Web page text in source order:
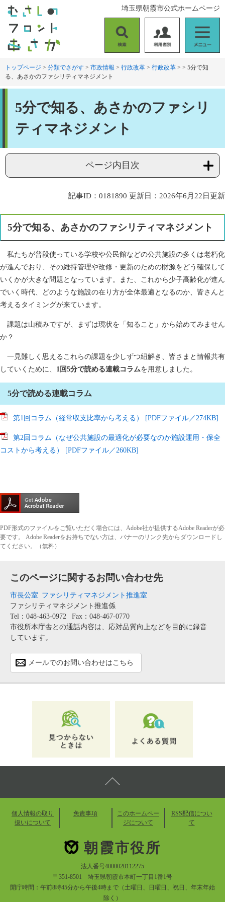
す
。
し
て
索
用
者
ニ
ュ
埼玉県朝霞市公式ホームページ
トップページ > 分類でさがす > 市政情報 > 行政改革 > 行政改革 > > 5分で知
る、あさかのファシリティマネジメント
5分で知る、あさかのファシリ
ティマネジメント
ページ内目次
記事ID：0181890 更新日：2026年6月22日更新
​5分で知る、あさかのファシリティマネジメント
私たちが普段使っている学校や公民館などの公共施設の多くは老朽化
が進んでおり、その維持管理や改修・更新のための財源をどう確保して
いくかが大きな問題となっています。また、これから少子高齢化が進ん
でいく時代、どのような施設の在り方が全体最適となるのか、皆さんと
考えるタイミングが来ています。
課題は山積みですが、まずは現状を「知ること」から始めてみません
か？
​ 一見難しく思えるこれらの課題を少しずつ紐解き、皆さまと情報共有
していくために、 1回5分で読める連載コラムを用意しました。
5分で読める連載コラム
第1回コラム（経常収支比率から考える） [PDFファイル／274KB]
第2回コラム（なぜ公共施設の最適化が必要なのか施設運用・保全
コストから考える） [PDFファイル／260KB]
PDF形式のファイルをご覧いただく場合には、Adobe社が提供するAdobe Readerが必
要です。
Adobe Readerをお持ちでない方は、バナーのリンク先からダウンロードし
てください。（無料）
このページに関するお問い合わせ先
市長公室 ファシリティマネジメント推進室
ファシリティマネジメント推進係
Tel：048-463-0972
Fax：048-467-0770
市役所本庁舎との通話内容は、応対品質向上などを目的に録音
しています。
メールでのお問い合わせはこちら
個人情報の取り
扱いについて
免責事項
このホームペー
ジについて
RSS配信につい
て
朝霞市役所
法人番号4000020112275
〒351-8501 埼玉県朝霞市本町一丁目1番1号
開庁時間：午前8時45分から午後4時まで（土曜日、日曜日、祝日、年末年始
除く）